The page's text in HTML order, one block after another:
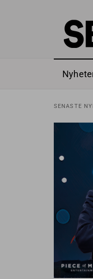
SENASTE
SENASTE
SENASTE
SENASTE
SENASTE